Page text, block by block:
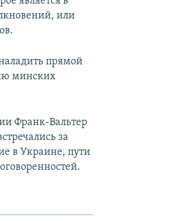
или
прямой
минских
Франк-Вальтер
за
в Украине, пути